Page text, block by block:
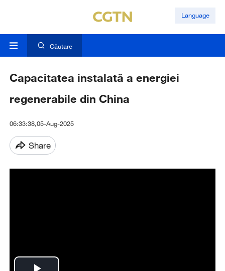
Language
Căutare
Capacitatea instalată a energiei
regenerabile din China
06:33:38,05-Aug-2025
Share